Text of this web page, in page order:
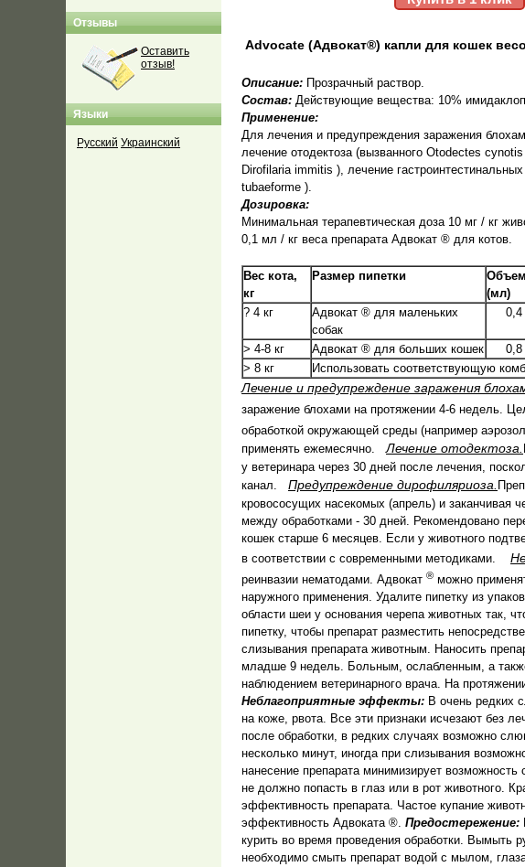
Отзывы
Оставить
отзыв!
Языки
Русский Украинский
Advocate (Адвокат®) капли для кошек
Описание: Прозрачный раствор.
Состав: Действующие вещества: 10%
Применение:
Для лечения и предупреждения заражения
лечение отодектоза (вызванного Otodectes
Dirofilaria immitis ), лечение
tubaeforme ).
Дозировка:
Минимальная терапевтическая доза 10 мг / кг
0,1 мл / кг веса препарата Адвокат ® для котов.
Вес кота,
кг
Размер пипетки
(мл)
? 4 кг
Адвокат ® для маленьких
собак
0,4
> 4-8 кг Адвокат ® для больших кошек 0,8
> 8 кг
Использовать соответствующую
Лечение и предупреждение заражения
заражение блохами на протяжении 4-6 недель.
обработкой окружающей среды (например
применять ежемесячно. Лечение отодектоза.
у ветеринара через 30 дней после лечения,
канал. Предупреждение дирофиляриоза.
кровососущих насекомых (апрель) и заканчивая
между обработками - 30 дней. Рекомендовано
кошек старше 6 месяцев. Если у животного
в соответствии с современными методиками.
реинвазии нематодами. Адвокат ® можно
наружного применения. Удалите пипетку из
области шеи у основания черепа животных так,
пипетку, чтобы препарат разместить
слизывания препарата животным. Наносить
младше 9 недель. Больным, ослабленным, а
наблюдением ветеринарного врача. На
Неблагоприятные эффекты: В очень редких
на коже, рвота. Все эти признаки исчезают без
после обработки, в редких случаях возможно
несколько минут, иногда при слизывания
нанесение препарата минимизирует
не должно попасть в глаз или в рот животного.
эффективность препарата. Частое купание
эффективность Адвоката ®. Предостережение:
курить во время проведения обработки. Вымыть
необходимо смыть препарат водой с мылом,